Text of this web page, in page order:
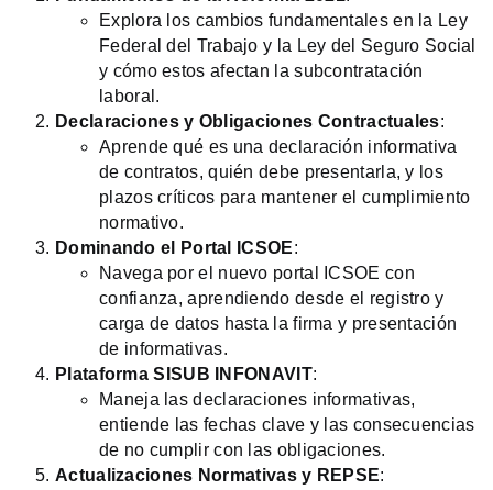
Explora los cambios fundamentales en la Ley
Federal del Trabajo y la Ley del Seguro Social
y cómo estos afectan la subcontratación
laboral.
Declaraciones y Obligaciones Contractuales:
Aprende qué es una declaración informativa
de contratos, quién debe presentarla, y los
plazos críticos para mantener el cumplimiento
normativo.
Dominando el Portal ICSOE:
Navega por el nuevo portal ICSOE con
confianza, aprendiendo desde el registro y
carga de datos hasta la firma y presentación
de informativas.
Plataforma SISUB INFONAVIT:
Maneja las declaraciones informativas,
entiende las fechas clave y las consecuencias
de no cumplir con las obligaciones.
Actualizaciones Normativas y REPSE: